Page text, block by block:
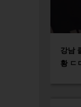
강남
황 ㄷ